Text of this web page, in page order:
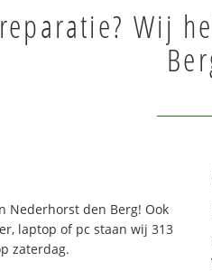
Wij
Nederhorst den Berg! Ook
laptop of pc staan wij 313
zaterdag.